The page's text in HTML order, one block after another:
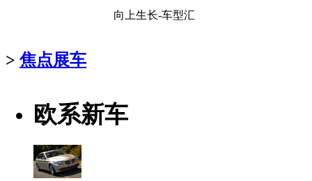
向上生长-车型汇
> 焦点展车
欧系新车